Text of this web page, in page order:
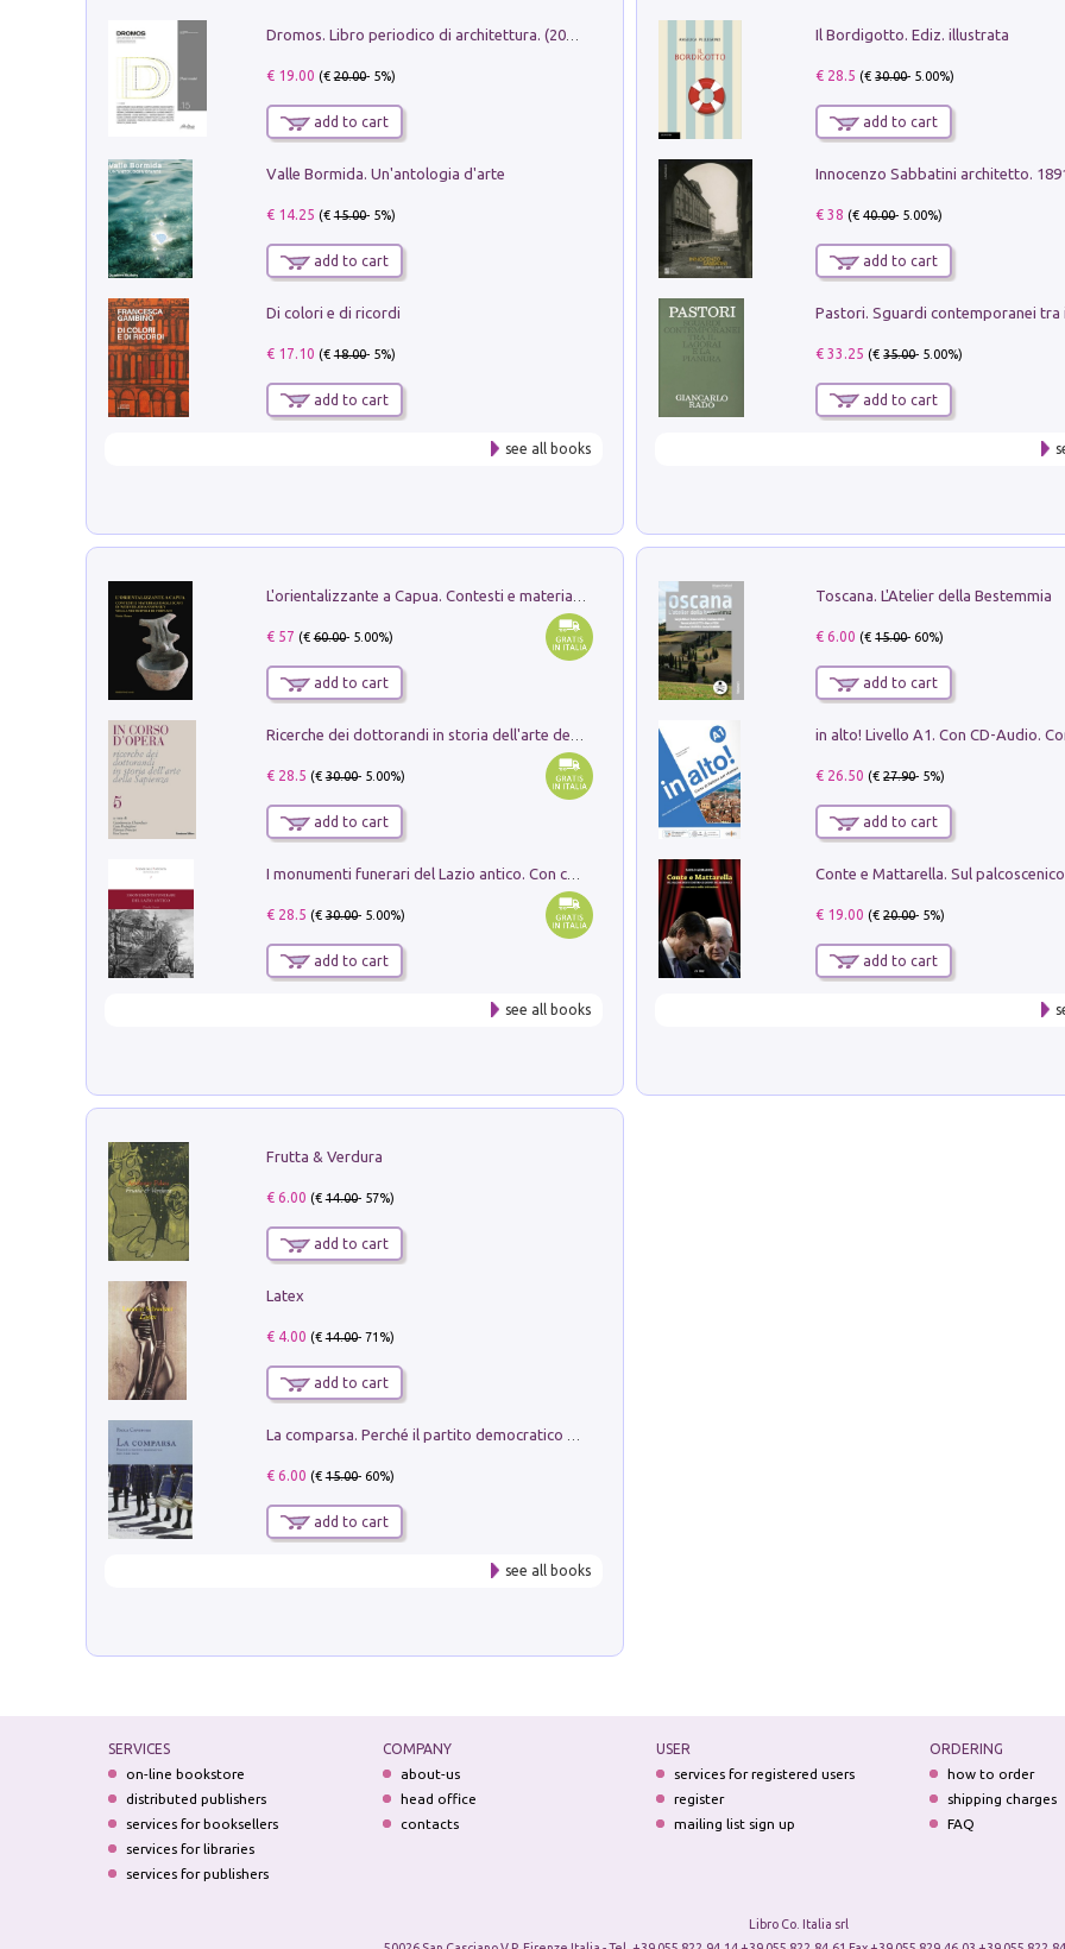
Dromos. Libro periodico di architettura. (2026). Vol. 15: Post-model
€ 19.00 (€20.00- 5%)
add to cart
Valle Bormida. Un'antologia d'arte
€ 14.25 (€15.00- 5%)
add to cart
Di colori e di ricordi
€ 17.10 (€18.00- 5%)
add to cart
see all books
Il Bordigotto. Ediz. illustrata
€ 28.5 (€30.00- 5.00%)
add to cart
Innocenzo Sabbatini architetto.
€ 38 (€40.00- 5.00%)
add to cart
€ 33.25 (€35.00- 5.00%)
add to cart
€ 57 (€60.00- 5.00%)
add to cart
€ 28.5 (€30.00- 5.00%)
add to cart
I monumenti funerari del Lazio antico. Con cartella con tavole
€ 28.5 (€30.00- 5.00%)
add to cart
see all books
Toscana. L'Atelier della Bestemmia
€ 6.00 (€15.00- 60%)
add to cart
€ 26.50 (€27.90- 5%)
add to cart
€ 19.00 (€20.00- 5%)
add to cart
Frutta & Verdura
€ 6.00 (€14.00- 57%)
add to cart
Latex
€ 4.00 (€14.00- 71%)
add to cart
€ 6.00 (€15.00- 60%)
add to cart
see all books
SERVICES
on-line bookstore
distributed publishers
services for booksellers
services for libraries
services for publishers
COMPANY
about-us
head office
contacts
USER
services for registered users
register
mailing list sign up
ORDERING
how to order
shipping charges
FAQ
Libro Co. Italia srl